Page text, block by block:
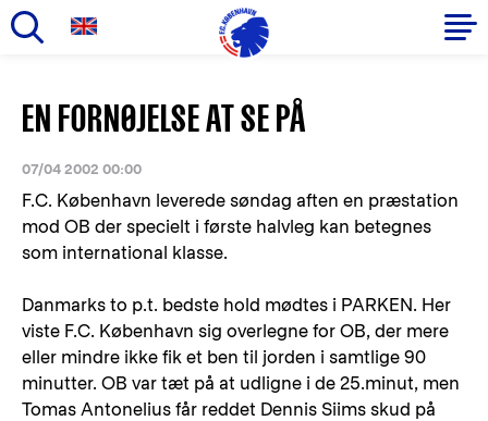
hovedindhold
Primær
navigation
EN FORNØJELSE AT SE PÅ
07/04 2002 00:00
F.C. København leverede søndag aften en præstation
mod OB der specielt i første halvleg kan betegnes
som international klasse.
Danmarks to p.t. bedste hold mødtes i PARKEN. Her
viste F.C. København sig overlegne for OB, der mere
eller mindre ikke fik et ben til jorden i samtlige 90
minutter. OB var tæt på at udligne i de 25.minut, men
Tomas Antonelius får reddet Dennis Siims skud på